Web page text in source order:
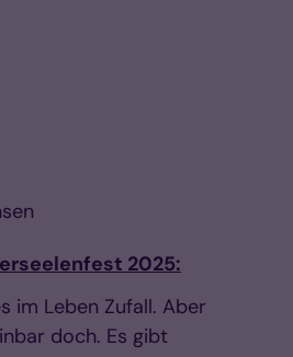
2025:
im Leben Zufall. Aber
doch. Es gibt